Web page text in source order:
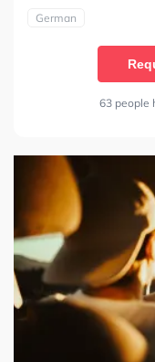
German
63 people